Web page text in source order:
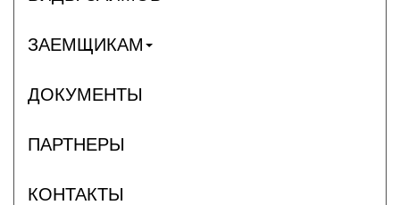
ЗАЕМЩИКАМ
ДОКУМЕНТЫ
ПАРТНЕРЫ
КОНТАКТЫ